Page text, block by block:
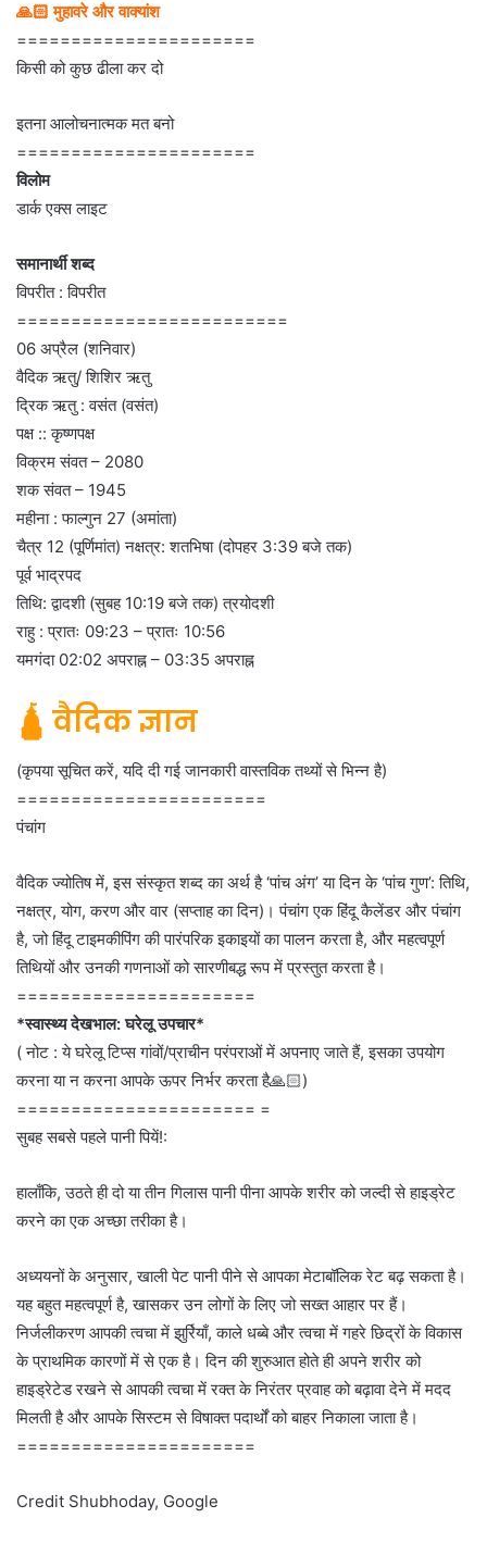
🙏🏻 मुहावरे और वाक्यांश
======================
किसी को कुछ ढीला कर दो
इतना आलोचनात्मक मत बनो
======================
विलोम
डार्क एक्स लाइट
समानार्थी शब्द
विपरीत : विपरीत
=========================
06 अप्रैल (शनिवार)
वैदिक ऋतु/ शिशिर ऋतु
द्रिक ऋतु : वसंत (वसंत)
पक्ष :: कृष्णपक्ष
विक्रम संवत – 2080
शक संवत – 1945
महीना : फाल्गुन 27 (अमांता)
चैत्र 12 (पूर्णिमांत) नक्षत्र: शतभिषा (दोपहर 3:39 बजे तक)
पूर्व भाद्रपद
तिथि: द्वादशी (सुबह 10:19 बजे तक) त्रयोदशी
राहु : प्रातः 09:23 – प्रातः 10:56
यमगंदा 02:02 अपराह्न – 03:35 अपराह्न
🛕 वैदिक ज्ञान
(कृपया सूचित करें, यदि दी गई जानकारी वास्तविक तथ्यों से भिन्न है)
=======================
पंचांग
वैदिक ज्योतिष में, इस संस्कृत शब्द का अर्थ है ‘पांच अंग’ या दिन के ‘पांच गुण’: तिथि,
नक्षत्र, योग, करण और वार (सप्ताह का दिन)। पंचांग एक हिंदू कैलेंडर और पंचांग
है, जो हिंदू टाइमकीपिंग की पारंपरिक इकाइयों का पालन करता है, और महत्वपूर्ण
तिथियों और उनकी गणनाओं को सारणीबद्ध रूप में प्रस्तुत करता है।
======================
*स्वास्थ्य देखभाल: घरेलू उपचार*
( नोट : ये घरेलू टिप्स गांवों/प्राचीन परंपराओं में अपनाए जाते हैं, इसका उपयोग
करना या न करना आपके ऊपर निर्भर करता है🙏🏻)
====================== =
सुबह सबसे पहले पानी पियें!:
हालाँकि, उठते ही दो या तीन गिलास पानी पीना आपके शरीर को जल्दी से हाइड्रेट
करने का एक अच्छा तरीका है।
अध्ययनों के अनुसार, खाली पेट पानी पीने से आपका मेटाबॉलिक रेट बढ़ सकता है।
यह बहुत महत्वपूर्ण है, खासकर उन लोगों के लिए जो सख्त आहार पर हैं।
निर्जलीकरण आपकी त्वचा में झुर्रियाँ, काले धब्बे और त्वचा में गहरे छिद्रों के विकास
के प्राथमिक कारणों में से एक है। दिन की शुरुआत होते ही अपने शरीर को
हाइड्रेटेड रखने से आपकी त्वचा में रक्त के निरंतर प्रवाह को बढ़ावा देने में मदद
मिलती है और आपके सिस्टम से विषाक्त पदार्थों को बाहर निकाला जाता है।
======================
Credit Shubhoday, Google